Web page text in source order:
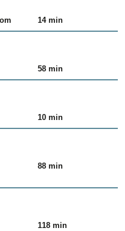
14 min
58 min
10 min
88 min
118 min